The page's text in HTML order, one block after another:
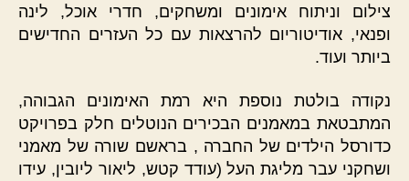
צילום וניתוח אימונים ומשחקים, חדרי אוכל, לינה
ופנאי, אודיטוריום להרצאות עם כל העזרים החדישים
ביותר ועוד.
נקודה בולטת נוספת היא רמת האימונים הגבוהה,
המתבטאת במאמנים הבכירים הנוטלים חלק בפרויקט
כדורסל הילדים של החברה , בראשם שורה של מאמני
ושחקני עבר מליגת העל (עודד קטש, ליאור ליובין, עידו